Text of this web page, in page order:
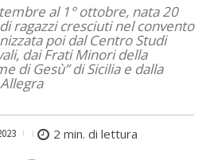
al 1° ottobre, nata 20
ragazzi cresciuti nel convento
poi dal Centro Studi
dai Frati Minori della
di Gesù” di Sicilia e dalla
2 min. di lettura